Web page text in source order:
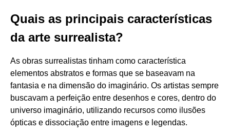
Quais as principais características
da arte surrealista?
As obras surrealistas tinham como característica
elementos abstratos e formas que se baseavam na
fantasia e na dimensão do imaginário. Os artistas sempre
buscavam a perfeição entre desenhos e cores, dentro do
universo imaginário, utilizando recursos como ilusões
ópticas e dissociação entre imagens e legendas.